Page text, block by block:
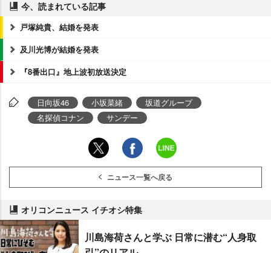
今、読まれている記事
戸塚純貴、結婚を発表
及川光博が結婚を発表
『8番出口』地上波初放送決定
日向坂46 小坂菜緒
坂道グループ
名探偵コナン
サンデー
ニュース一覧へ戻る
オリコンニュース イチオシ特集
川島海荷さんと学ぶ 日常に潜む“人身取